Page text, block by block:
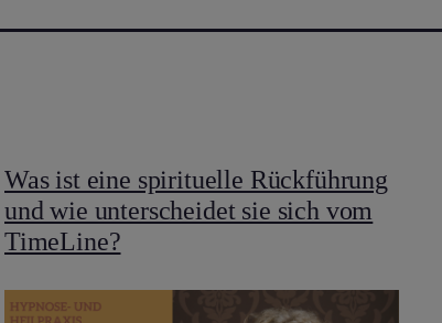
Was ist eine spirituelle Rückführung
und wie unterscheidet sie sich vom
TimeLine?